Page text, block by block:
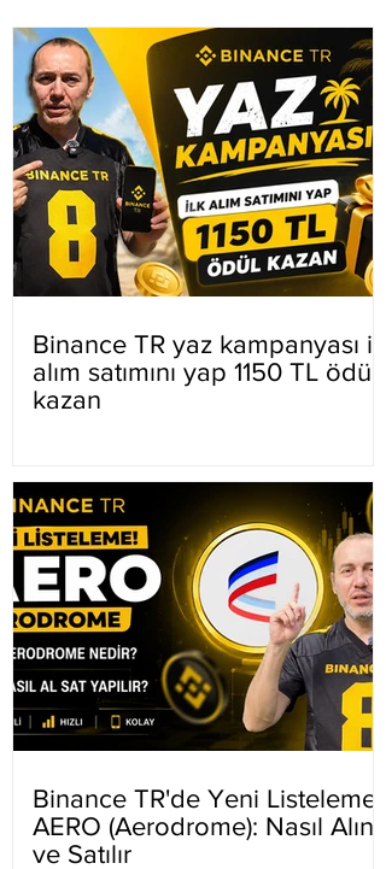
Binance TR yaz kampanyası ilk
alım satımını yap 1150 TL ödül
kazan
Binance TR'de Yeni Listeleme
AERO (Aerodrome): Nasıl Alınır
ve Satılır